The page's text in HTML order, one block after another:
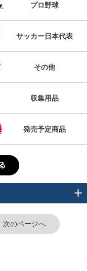
プロ野球
サッカー日本代表
その他
収集用品
発売予定商品
次のページへ